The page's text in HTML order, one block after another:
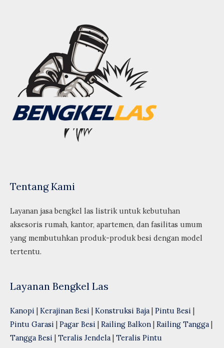
Tentang Kami
Layanan jasa bengkel las listrik untuk kebutuhan
aksesoris rumah, kantor, apartemen, dan fasilitas umum
yang membutuhkan produk-produk besi dengan model
tertentu.
Layanan Bengkel Las
Kanopi | Kerajinan Besi | Konstruksi Baja | Pintu Besi |
Pintu Garasi | Pagar Besi | Railing Balkon | Railing Tangga |
Tangga Besi | Teralis Jendela | Teralis Pintu